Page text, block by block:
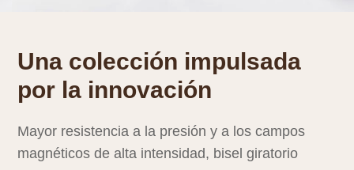
Una colección impulsada
por la innovación
Mayor resistencia a la presión y a los campos
magnéticos de alta intensidad, bisel giratorio